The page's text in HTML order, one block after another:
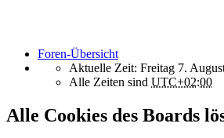
Foren-Übersicht
Aktuelle Zeit: Freitag 7.
Alle Zeiten sind UTC+02:00
Alle Cookies des Boards